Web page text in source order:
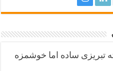
تبریزی ساده اما خوشمزه